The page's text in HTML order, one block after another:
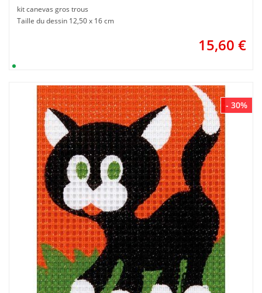
kit canevas gros trous
Taille du dessin 12,50 x 16 cm
15,60 €
- 30%